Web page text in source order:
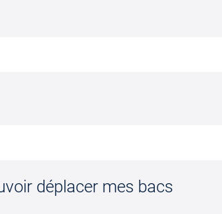
déplacer mes bacs